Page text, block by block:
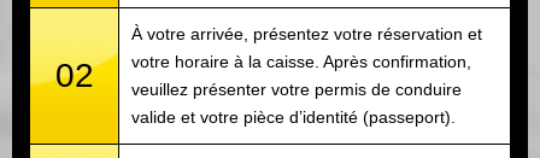
02
À votre arrivée, présentez votre réservation et
votre horaire à la caisse. Après confirmation,
veuillez présenter votre permis de conduire
valide et votre pièce d’identité (passeport).